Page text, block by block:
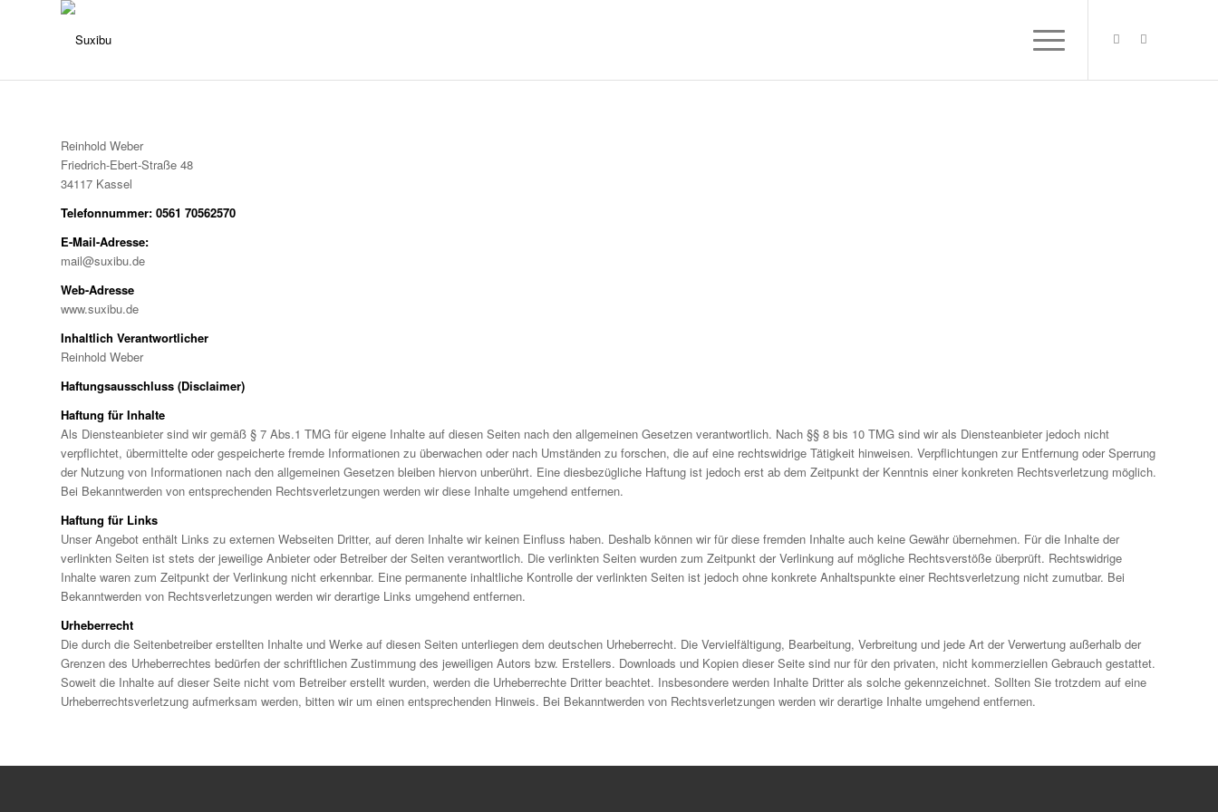
Reinhold Weber
Friedrich-Ebert-Straße 48
34117 Kassel
Telefonnummer: 0561 70562570
E-Mail-Adresse:
mail@suxibu.de
Web-Adresse
www.suxibu.de
Inhaltlich Verantwortlicher
Reinhold Weber
Haftungsausschluss (Disclaimer)
Haftung für Inhalte
Als Diensteanbieter sind wir gemäß § 7 Abs.1 TMG für eigene Inhalte auf diesen Seiten nach den allgemeinen Gesetzen verantwortlich. Nach §§ 8 bis 10 TMG sind wir als Diensteanbieter jedoch nicht
verpflichtet, übermittelte oder gespeicherte fremde Informationen zu überwachen oder nach Umständen zu forschen, die auf eine rechtswidrige Tätigkeit hinweisen. Verpflichtungen zur Entfernung oder Sperrung
der Nutzung von Informationen nach den allgemeinen Gesetzen bleiben hiervon unberührt. Eine diesbezügliche Haftung ist jedoch erst ab dem Zeitpunkt der Kenntnis einer konkreten Rechtsverletzung möglich.
Bei Bekanntwerden von entsprechenden Rechtsverletzungen werden wir diese Inhalte umgehend entfernen.
Haftung für Links
Unser Angebot enthält Links zu externen Webseiten Dritter, auf deren Inhalte wir keinen Einfluss haben. Deshalb können wir für diese fremden Inhalte auch keine Gewähr übernehmen. Für die Inhalte der
verlinkten Seiten ist stets der jeweilige Anbieter oder Betreiber der Seiten verantwortlich. Die verlinkten Seiten wurden zum Zeitpunkt der Verlinkung auf mögliche Rechtsverstöße überprüft. Rechtswidrige
Inhalte waren zum Zeitpunkt der Verlinkung nicht erkennbar. Eine permanente inhaltliche Kontrolle der verlinkten Seiten ist jedoch ohne konkrete Anhaltspunkte einer Rechtsverletzung nicht zumutbar. Bei
Bekanntwerden von Rechtsverletzungen werden wir derartige Links umgehend entfernen.
Urheberrecht
Die durch die Seitenbetreiber erstellten Inhalte und Werke auf diesen Seiten unterliegen dem deutschen Urheberrecht. Die Vervielfältigung, Bearbeitung, Verbreitung und jede Art der Verwertung außerhalb der
Grenzen des Urheberrechtes bedürfen der schriftlichen Zustimmung des jeweiligen Autors bzw. Erstellers. Downloads und Kopien dieser Seite sind nur für den privaten, nicht kommerziellen Gebrauch gestattet.
Soweit die Inhalte auf dieser Seite nicht vom Betreiber erstellt wurden, werden die Urheberrechte Dritter beachtet. Insbesondere werden Inhalte Dritter als solche gekennzeichnet. Sollten Sie trotzdem auf eine
Urheberrechtsverletzung aufmerksam werden, bitten wir um einen entsprechenden Hinweis. Bei Bekanntwerden von Rechtsverletzungen werden wir derartige Inhalte umgehend entfernen.